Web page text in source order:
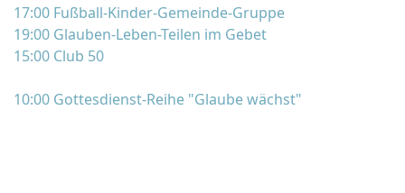
17:00 Fußball-Kinder-Gemeinde-Gruppe
19:00 Glauben-Leben-Teilen im Gebet
15:00 Club 50
10:00 Gottesdienst-Reihe "Glaube wächst"